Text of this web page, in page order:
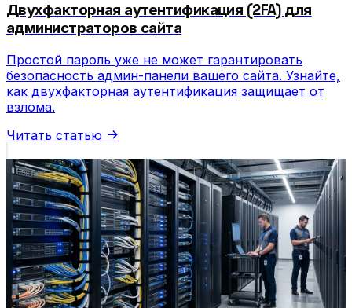
Двухфакторная аутентификация (2FA) для
администраторов сайта
Простой пароль уже не может гарантировать
безопасность админ-панели вашего сайта. Узнайте,
как двухфакторная аутентификация защищает от
взлома.
Читать статью